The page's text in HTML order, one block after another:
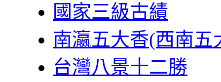
國家三級古績
南瀛五大香(西南五
台灣八景十二勝